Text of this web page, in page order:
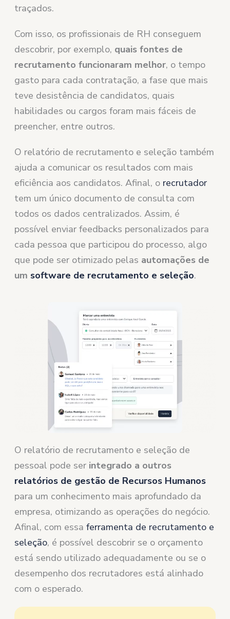
traçados.
Com isso, os profissionais de RH conseguem
descobrir, por exemplo, quais fontes de
recrutamento funcionaram melhor, o tempo
gasto para cada contratação, a fase que mais
teve desistência de candidatos, quais
habilidades ou cargos foram mais fáceis de
preencher, entre outros.
O relatório de recrutamento e seleção também
ajuda a comunicar os resultados com mais
eficiência aos candidatos. Afinal, o recrutador
tem um único documento de consulta com
todos os dados centralizados. Assim, é
possível enviar feedbacks personalizados para
cada pessoa que participou do processo, algo
que pode ser otimizado pelas automações de
um software de recrutamento e seleção.
O relatório de recrutamento e seleção de
pessoal pode ser integrado a outros
relatórios de gestão de Recursos Humanos
para um conhecimento mais aprofundado da
empresa, otimizando as operações do negócio.
Afinal, com essaferramenta de recrutamento e
seleção, é possível descobrir se o orçamento
está sendo utilizado adequadamente ou se o
desempenho dos recrutadores está alinhado
com o esperado.